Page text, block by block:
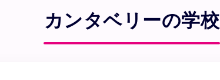
カンタベリーの学校